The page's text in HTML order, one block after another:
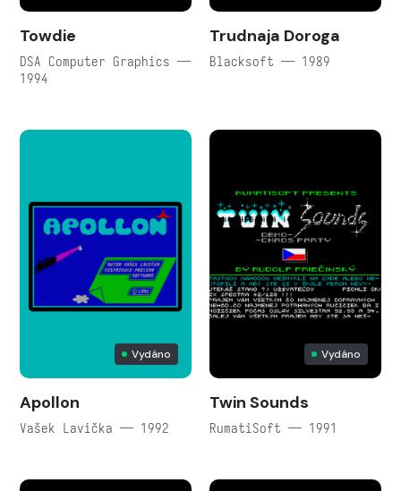
Towdie
DSA Computer Graphics —
1994
Trudnaja Doroga
Blacksoft — 1989
Vydáno
Apollon
Vašek Lavička — 1992
Vydáno
Twin Sounds
RumatiSoft — 1991